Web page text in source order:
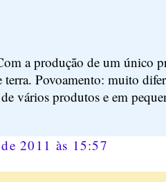
a produção de um único
terra. Povoamento: muito
vários produtos e em
2011 às 15:57